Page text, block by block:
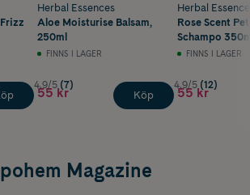
Herbal Essences
Aloe Moisturise Balsam,
250ml
FINNS I LAGER
4.9/5 (7)
55 kr Köp
Herbal
Rose Scent
Schampo
FINNS I LAGER
4.9/5 (12)
55 kr
Magazine